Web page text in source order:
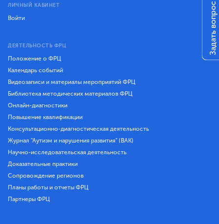
ЛИЧНЫЙ КАБИНЕТ
Войти
ДЕЯТЕЛЬНОСТЬ ФРЦ
Положение о ФРЦ
Календарь событий
Видеозаписи и материалы мероприятий ФРЦ
Библиотека методических материалов ФРЦ
Онлайн-диагностики
Повышение квалификации
Консультационно-диагностическая деятельность
Журнал "Аутизм и нарушения развития" (ВАК)
Научно-исследовательская деятельность
Доказательные практики
Сопровождение регионов
Планы работы и отчеты ФРЦ
Партнеры ФРЦ
Задать вопрос